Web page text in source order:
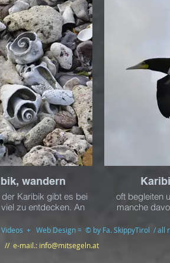
wandern
Karibik gibt es bei
zu entdecken. An
beobachten
oft begleiten
manche
+ Web Design = © by Fa. SkippyTirol / all
// e-mail.: info@mitsegeln.at